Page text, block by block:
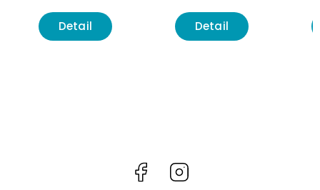
Detail Detail
Facebook